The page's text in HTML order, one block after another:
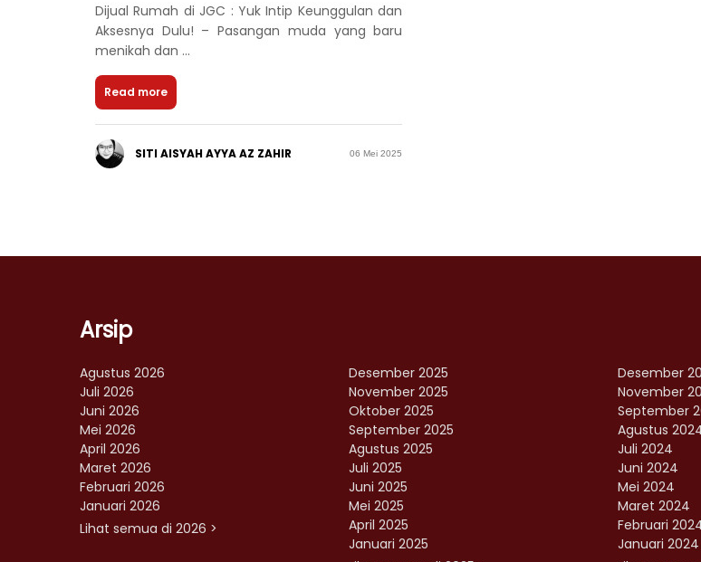
Dijual Rumah di JGC : Yuk Intip Keunggulan dan
Aksesnya Dulu! – Pasangan muda yang baru
menikah dan ...
Read more
SITI AISYAH AYYA AZ ZAHIR 06 Mei 2025
Arsip
Agustus 2026
Juli 2026
Juni 2026
Mei 2026
April 2026
Maret 2026
Februari 2026
Januari 2026
Lihat semua di 2026 >
Desember 2025
November 2025
Oktober 2025
September 2025
Agustus 2025
Juli 2025
Juni 2025
Mei 2025
April 2025
Januari 2025
Desember
November
September
Agustus
Juli 2024
Juni 2024
Mei 2024
Maret 2024
Februari
Januari 2024